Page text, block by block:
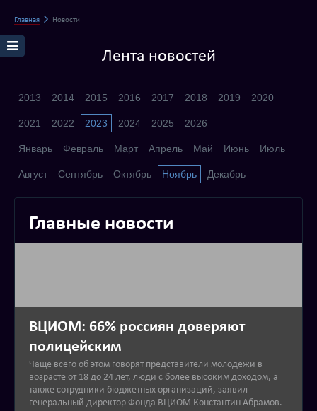
Главная Новости
Лента новостей
2013 2014 2015 2016 2017 2018 2019 2020
2021 2022 2023 2024 2025 2026
Январь Февраль Март Апрель Май Июнь Июль
Август Сентябрь Октябрь Ноябрь Декабрь
Главные новости
ВЦИОМ: 66% россиян доверяют
полицейским
Чаще всего об этом говорят представители молодежи в
возрасте от 18 до 24 лет, люди с более высоким доходом, а
также сотрудники бюджетных организаций, заявил
генеральный директор Фонда ВЦИОМ Константин Абрамов.